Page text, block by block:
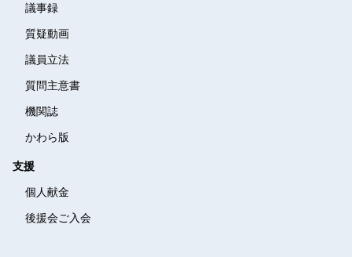
議事録
質疑動画
議員立法
質問主意書
機関誌
かわら版
支援
個人献金
後援会ご入会